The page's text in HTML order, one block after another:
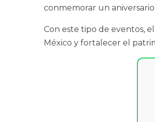
conmemorar un
Con este tipo de eventos,
México y fortalecer el